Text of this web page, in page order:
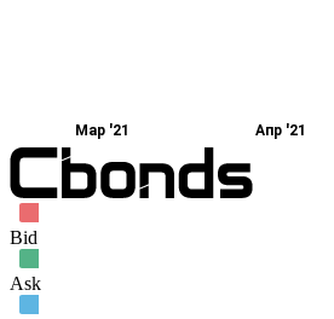
Мар '21 Апр '21
Bid
Ask